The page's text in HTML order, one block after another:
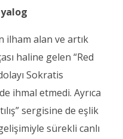
ilham alan ve artık
haline gelen “Red
Sokratis
ihmal etmedi. Ayrıca
sergisine de eşlik
sürekli canlı